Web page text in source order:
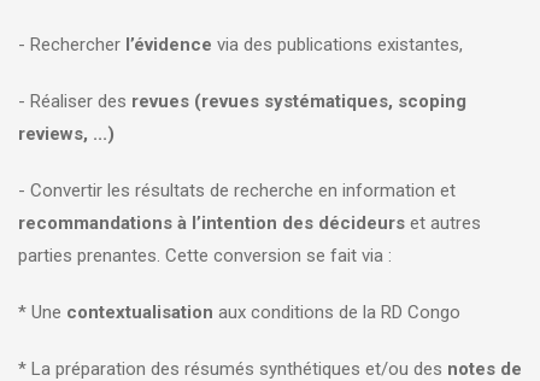
- Rechercher l’évidence via des publications existantes,
- Réaliser des revues (revues systématiques, scoping
reviews, ...)
- Convertir les résultats de recherche en information et
recommandations à l’intention des décideurs et autres
parties prenantes. Cette conversion se fait via :
* Une contextualisation aux conditions de la RD Congo
* La préparation des résumés synthétiques et/ou des notes de